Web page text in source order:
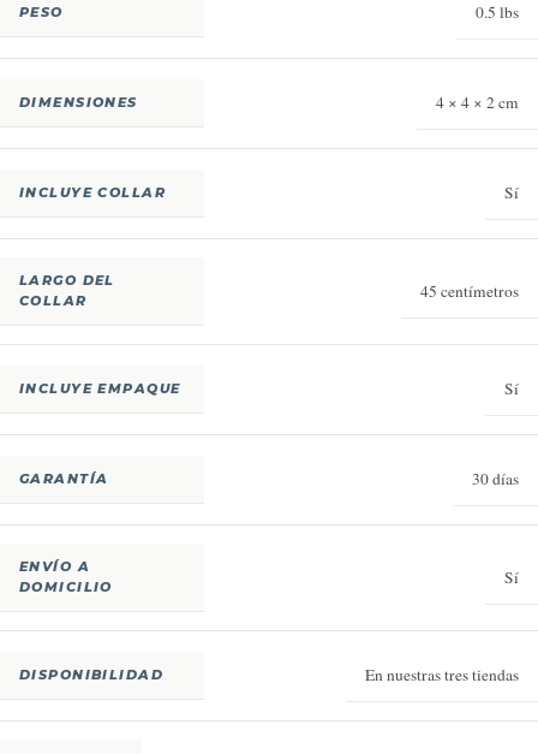
PESO 0.5 lbs
DIMENSIONES 4 × 4 × 2 cm
INCLUYE COLLAR Sí
LARGO DEL
COLLAR
45 centímetros
INCLUYE EMPAQUE Sí
GARANTÍA 30 días
ENVÍO A
DOMICILIO
Sí
DISPONIBILIDAD En nuestras tres tiendas